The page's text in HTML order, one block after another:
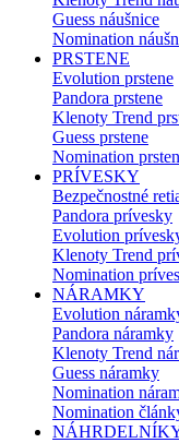
Guess náušnice
Nomination
PRSTENE
Evolution prstene
Pandora prstene
Klenoty Trend
Guess prstene
Nomination
PRÍVESKY
Bezpečnostné
Pandora prívesky
Evolution
Klenoty Trend
Nomination
NÁRAMKY
Evolution
Pandora náramky
Klenoty Trend
Guess náramky
Nomination
Nomination